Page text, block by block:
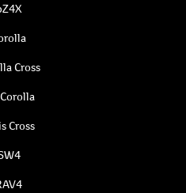
Cross
Cross